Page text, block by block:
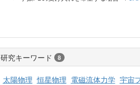
研究キーワード 8
太陽物理 恒星物理 電磁流体力学 宇宙